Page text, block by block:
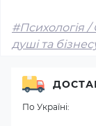
#Психологія
душі та
По Україні: